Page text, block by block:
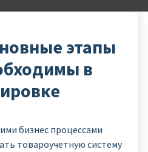
этапы
в
бизнес процессами
товароучетную систему